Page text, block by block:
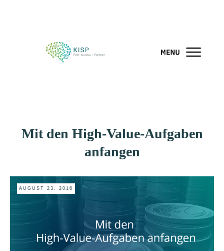
Mit den High-Value-Aufgaben
anfangen
AUGUST 23, 2016